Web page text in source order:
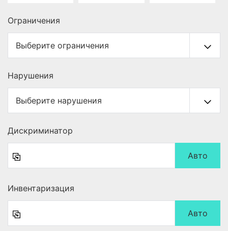
Ограничения
Нарушения
Дискриминатор
Авто
Инвентаризация
Авто